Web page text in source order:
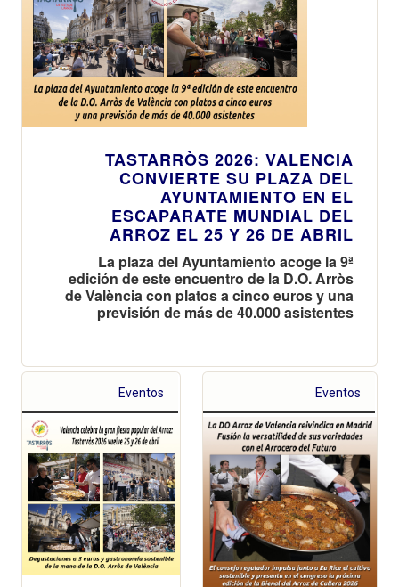
TASTARRÒS 2026: VALENCIA
CONVIERTE SU PLAZA DEL
AYUNTAMIENTO EN EL
ESCAPARATE MUNDIAL DEL
ARROZ EL 25 Y 26 DE ABRIL
La plaza del Ayuntamiento acoge la 9ª
edición de este encuentro de la D.O. Arròs
de València con platos a cinco euros y una
previsión de más de 40.000 asistentes
Eventos Eventos